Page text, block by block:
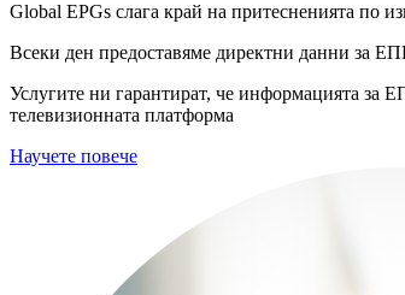
Global EPGs слага край на притесненията по
Всеки ден предоставяме директни данни за
Услугите ни гарантират, че информацията за
телевизионната платформа
Научете повече